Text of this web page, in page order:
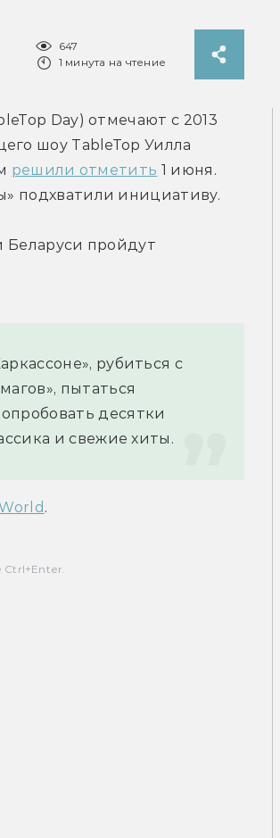
647
1 минута на чтение
Day) отмечают с 2013
шоу TableTop Уилла
решили отметить 1 июня.
подхватили инициативу.
Беларуси пройдут
рубиться с
пытаться
десятки
и свежие хиты.
.
Ctrl+Enter.